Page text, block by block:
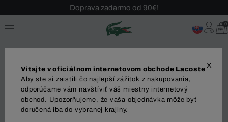
Doprava zadarmo od 90€!
Sezónny výpredaj až -40 %!
Bezplatné vrátenie!
0
X
Vitajte v oficiálnom internetovom obchode Lacoste
Aby ste si zaistili čo najlepší zážitok z nakupovania,
odporúčame vám navštíviť váš miestny internetový
obchod. Upozorňujeme, že vaša objednávka môže byť
doručená iba do vybranej krajiny.